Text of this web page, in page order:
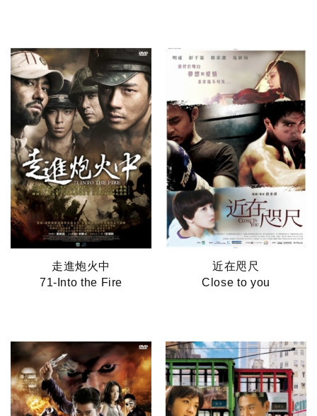
走進炮火中
71-Into the Fire
近在咫尺
Close to you